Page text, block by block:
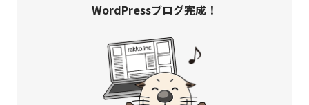
WordPressブログ完成！